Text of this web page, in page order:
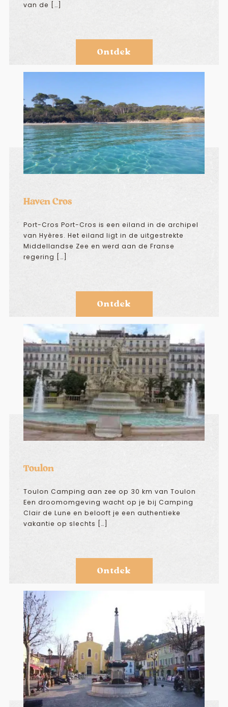
van de […]
Ontdek
Haven Cros
Port-Cros Port-Cros is een eiland in de archipel
van Hyères. Het eiland ligt in de uitgestrekte
Middellandse Zee en werd aan de Franse
regering […]
Ontdek
Toulon
Toulon Camping aan zee op 30 km van Toulon
Een droomomgeving wacht op je bij Camping
Clair de Lune en belooft je een authentieke
vakantie op slechts […]
Ontdek